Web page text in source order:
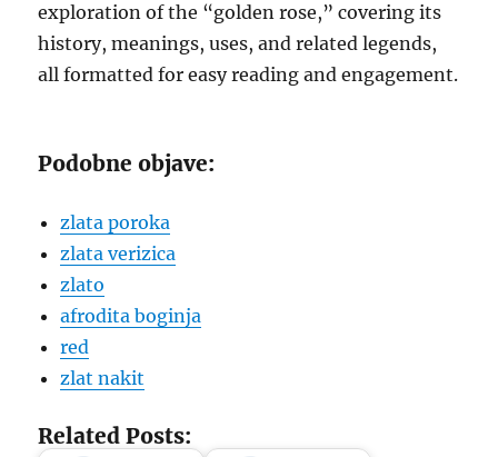
exploration of the “golden rose,” covering its
history, meanings, uses, and related legends,
all formatted for easy reading and engagement.
Podobne objave:
zlata poroka
zlata verizica
zlato
afrodita boginja
red
zlat nakit
Related Posts: